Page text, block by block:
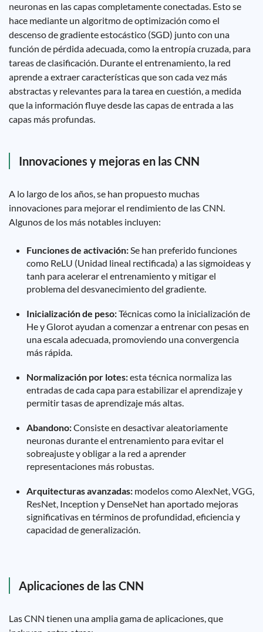
neuronas en las capas completamente conectadas. Esto se
hace mediante un algoritmo de optimización como el
descenso de gradiente estocástico (SGD) junto con una
función de pérdida adecuada, como la entropía cruzada, para
tareas de clasificación. Durante el entrenamiento, la red
aprende a extraer características que son cada vez más
abstractas y relevantes para la tarea en cuestión, a medida
que la información fluye desde las capas de entrada a las
capas más profundas.
Innovaciones y mejoras en las CNN
A lo largo de los años, se han propuesto muchas
innovaciones para mejorar el rendimiento de las CNN.
Algunos de los más notables incluyen:
Funciones de activación:Se han preferido funciones
como ReLU (Unidad lineal rectificada) a las sigmoideas y
tanh para acelerar el entrenamiento y mitigar el
problema del desvanecimiento del gradiente.
Inicialización de peso:Técnicas como la inicialización de
He y Glorot ayudan a comenzar a entrenar con pesas en
una escala adecuada, promoviendo una convergencia
más rápida.
Normalización por lotes:esta técnica normaliza las
entradas de cada capa para estabilizar el aprendizaje y
permitir tasas de aprendizaje más altas.
Abandono:Consiste en desactivar aleatoriamente
neuronas durante el entrenamiento para evitar el
sobreajuste y obligar a la red a aprender
representaciones más robustas.
Arquitecturas avanzadas: modelos como AlexNet, VGG,
ResNet, Inception y DenseNet han aportado mejoras
significativas en términos de profundidad, eficiencia y
capacidad de generalización.
Aplicaciones de las CNN
Las CNN tienen una amplia gama de aplicaciones, que